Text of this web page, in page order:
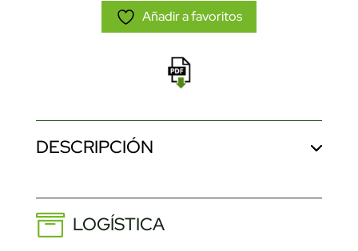
Añadir a favoritos
DESCRIPCIÓN
LOGÍSTICA